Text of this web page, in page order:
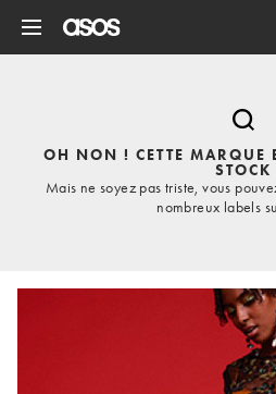
OH NON ! CETTE MARQUE
STOCK
Mais ne soyez pas triste, vous
nombreux labels